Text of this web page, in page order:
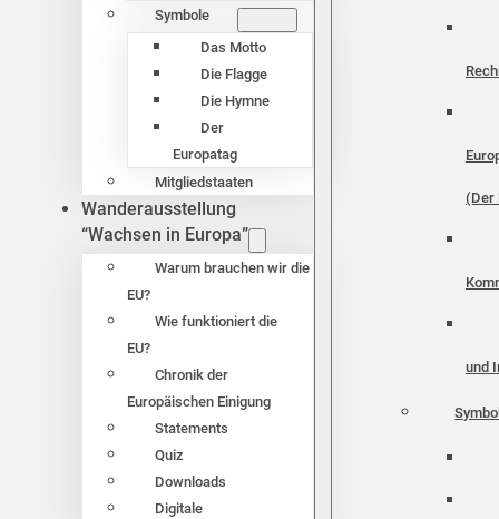
Symbole
Das Motto
Die Flagge
Die Hymne
Der
Europatag
Mitgliedstaaten
Wanderausstellung
“Wachsen in Europa”
Warum brauchen wir die
EU?
Wie funktioniert die
EU?
Chronik der
Europäischen Einigung
Statements
Quiz
Downloads
Digitale
(Der
und